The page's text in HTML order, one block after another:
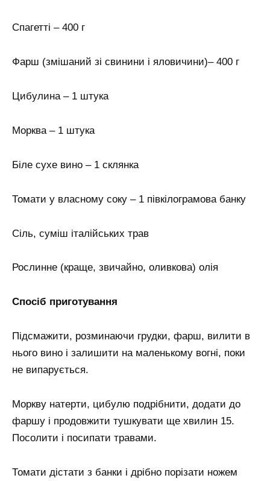
Спагетті – 400 г
Фарш (змішаний зі свинини і яловичини)– 400 г
Цибулина – 1 штука
Морква – 1 штука
Біле сухе вино – 1 склянка
Томати у власному соку – 1 півкілограмова банку
Сіль, суміш італійських трав
Рослинне (краще, звичайно, оливкова) олія
Спосіб приготування
Підсмажити, розминаючи грудки, фарш, вилити в
нього вино і залишити на маленькому вогні, поки
не випарується.
Моркву натерти, цибулю подрібнити, додати до
фаршу і продовжити тушкувати ще хвилин 15.
Посолити і посипати травами.
Томати дістати з банки і дрібно порізати ножем